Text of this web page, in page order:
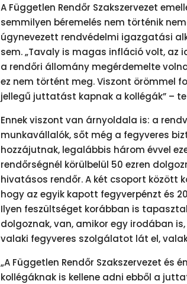
A Független Rendőr Szakszervezet
semmilyen béremelés nem történik
úgynevezett rendvédelmi igazgatási
sem. „Tavaly is magas infláció volt, az
a rendőri állomány megérdemelte
ez nem történt meg. Viszont örömmel
jellegű juttatást kapnak a kollégák” –
Ennek viszont van árnyoldala is: a
munkavállalók, sőt még a fegyveres
hozzájutnak, legalábbis három évvel
rendőrségnél körülbelül 50 ezren
hivatásos rendőr. A két csoport között
hogy az egyik kapott fegyverpénzt és
Ilyen feszültséget korábban is
dolgoznak, van, amikor egy irodában
valaki fegyveres szolgálatot lát el,
„A Független Rendőr Szakszervezet és
kollégáknak is kellene adni ebből a